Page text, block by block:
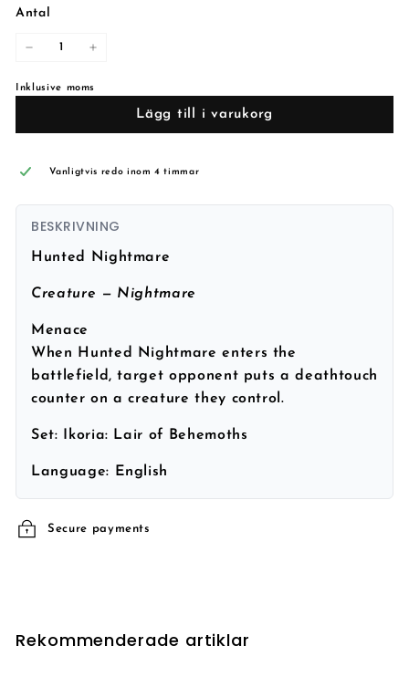
Antal
Inklusive moms
Lägg till i varukorg
Vanligtvis redo inom 4 timmar
BESKRIVNING
Hunted Nightmare
Creature — Nightmare
Menace
When Hunted Nightmare enters the
battlefield, target opponent puts a deathtouch
counter on a creature they control.
Set: Ikoria: Lair of Behemoths
Language: English
Secure payments
Rekommenderade artiklar